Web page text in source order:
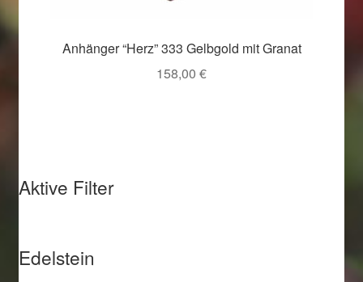
Anhänger “Herz” 333 Gelbgold mit Granat
158,00 €
Aktive Filter
Edelstein